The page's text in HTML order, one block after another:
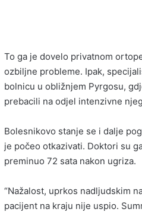
To ga je dovelo privatnom
ozbiljne probleme. Ipak,
bolnicu u obližnjem Pyrgosu,
prebacili na odjel intenzivne
Bolesnikovo stanje se i dalje
je počeo otkazivati. Doktori su
preminuo 72 sata nakon ugriza.
“Nažalost, uprkos nadljudskim
pacijent na kraju nije uspio.